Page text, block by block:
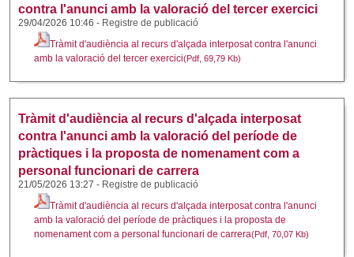
contra l'anunci amb la valoració del tercer exercici
29/04/2026 10:46 - Registre de publicació
Tràmit d'audiència al recurs d'alçada interposat contra l'anunci
amb la valoració del tercer exercici(Pdf, 69,79 Kb)
Tràmit d'audiència al recurs d'alçada interposat
contra l'anunci amb la valoració del període de
pràctiques i la proposta de nomenament com a
personal funcionari de carrera
21/05/2026 13:27 - Registre de publicació
Tràmit d'audiència al recurs d'alçada interposat contra l'anunci
amb la valoració del període de pràctiques i la proposta de
nomenament com a personal funcionari de carrera(Pdf, 70,07 Kb)